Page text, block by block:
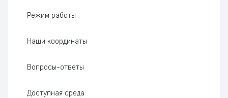
Режим работы
Наши координаты
Вопросы-ответы
Доступная среда